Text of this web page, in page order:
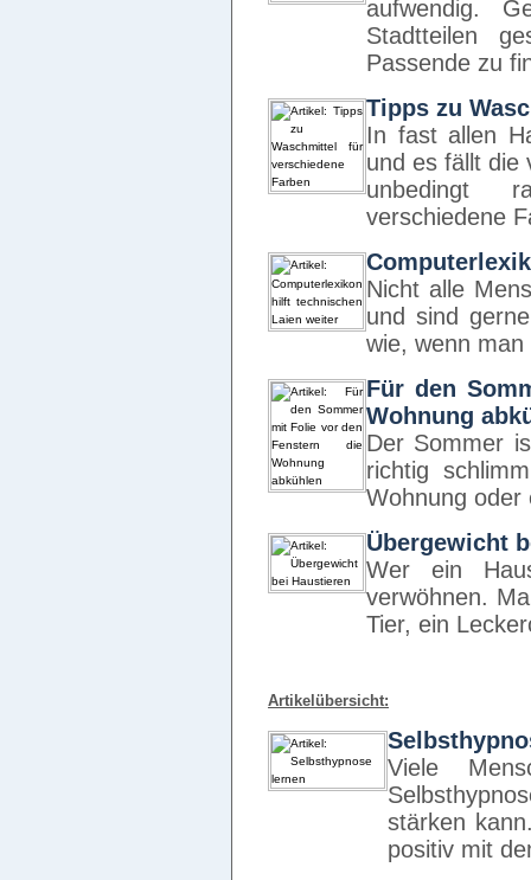
aufwendig.
Stadtteilen
Passende zu
Tipps zu
In fast allen
und es fällt die
unbedingt
verschiedene
Nicht alle
und sind
wie, wenn
Für den
Wohnung
Der Sommer
richtig
Wohnung
Übergewicht
Wer ein
verwöhnen.
Tier, ein
Artikelübersicht:
Viele
stärken
positiv mit